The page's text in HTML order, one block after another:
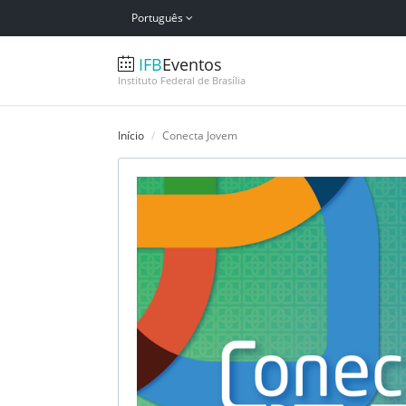
Português
IFBEventos
Instituto Federal de Brasília
Início Conecta Jovem